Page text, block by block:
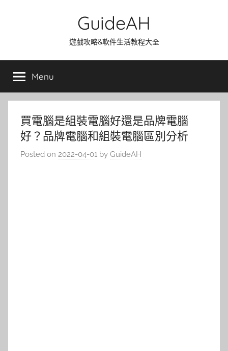
GuideAH
遊戲攻略&軟件生活教程大全
Menu
買電腦是組裝電腦好還是品牌電腦
好？品牌電腦和組裝電腦區別分析
Posted on 2022-04-01 by GuideAH